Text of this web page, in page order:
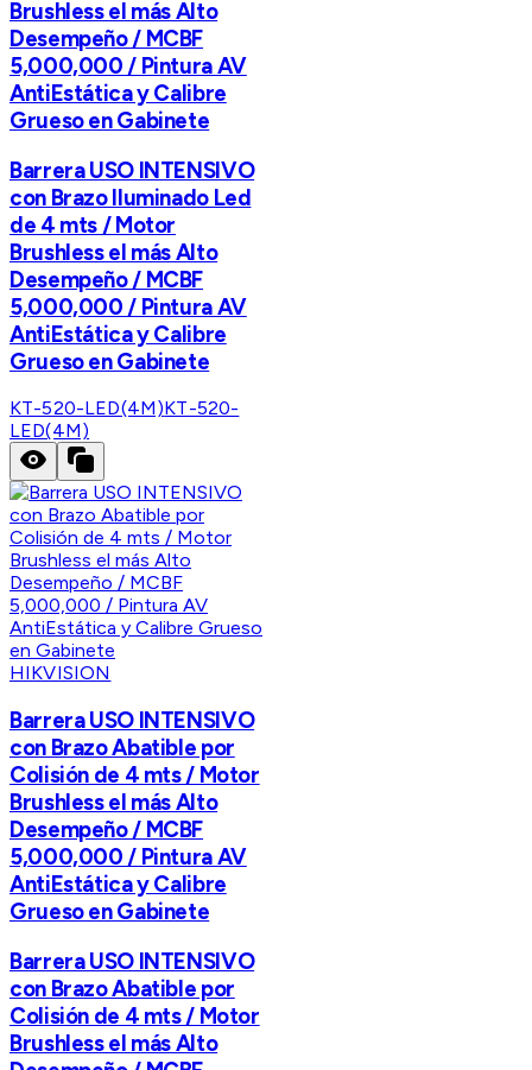
Brushless el más Alto
Desempeño / MCBF
5,000,000 / Pintura AV
AntiEstática y Calibre
Grueso en Gabinete
Barrera USO INTENSIVO
con Brazo Iluminado Led
de 4 mts / Motor
Brushless el más Alto
Desempeño / MCBF
5,000,000 / Pintura AV
AntiEstática y Calibre
Grueso en Gabinete
KT-520-LED(4M)KT-520-
LED(4M)
HIKVISION
Barrera USO INTENSIVO
con Brazo Abatible por
Colisión de 4 mts / Motor
Brushless el más Alto
Desempeño / MCBF
5,000,000 / Pintura AV
AntiEstática y Calibre
Grueso en Gabinete
Barrera USO INTENSIVO
con Brazo Abatible por
Colisión de 4 mts / Motor
Brushless el más Alto